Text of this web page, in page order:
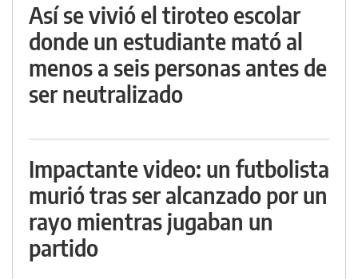
Así se vivió el tiroteo escolar
donde un estudiante mató al
menos a seis personas antes de
ser neutralizado
Impactante video: un futbolista
murió tras ser alcanzado por un
rayo mientras jugaban un
partido